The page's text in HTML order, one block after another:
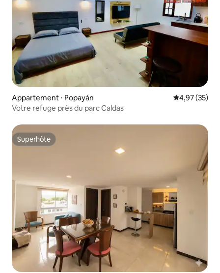
Appartement ⋅ Popayán Évaluation
4,97 (35)
Votre refuge près du parc Caldas
Superhôte
Superhôte